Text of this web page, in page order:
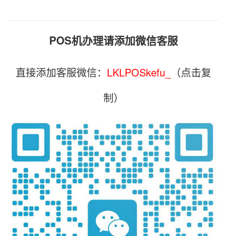
POS机办理请添加微信客服
直接添加客服微信： LKLPOSkefu_
（点击复
制）